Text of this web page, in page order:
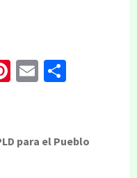
Pinterest
Email
para el Pueblo